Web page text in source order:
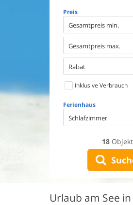
Preis
Gesamtpreis min.
Gesamtpreis max.
Rabat
Inklusive Verbrauch
Ferienhaus
Schlafzimmer
18
Urlaub am See